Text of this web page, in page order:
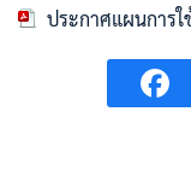
ประกาศแผนการ